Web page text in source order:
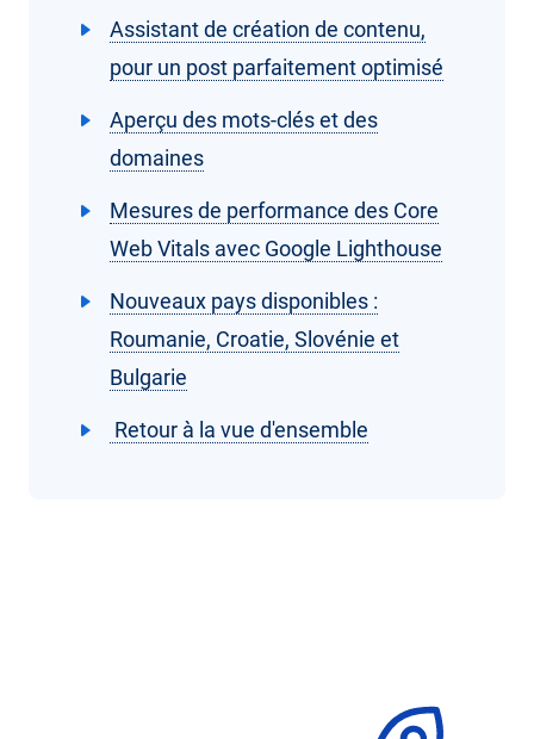
Assistant de création de contenu,
pour un post parfaitement optimisé
Aperçu des mots-clés et des
domaines
Mesures de performance des Core
Web Vitals avec Google Lighthouse
Nouveaux pays disponibles :
Roumanie, Croatie, Slovénie et
Bulgarie
Retour à la vue d'ensemble